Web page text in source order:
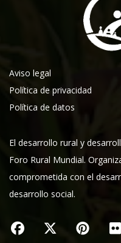
Aviso legal
Política de privacidad
Política de datos
El desarrollo rural y
Foro Rural Mundial.
comprometida con el
desarrollo social.